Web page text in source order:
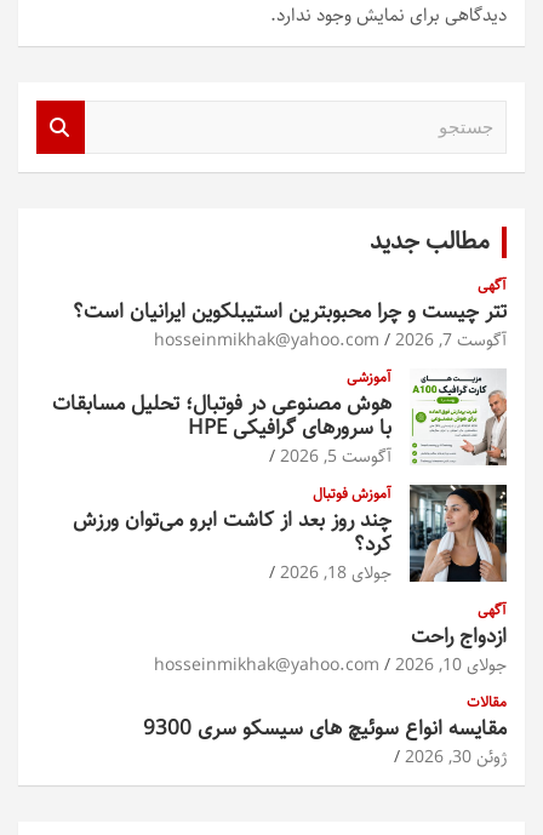
دیدگاهی برای نمایش وجود ندارد.
مطالب جدید
آگهی
تتر چیست و چرا محبوبترین استیبلکوین ایرانیان است؟
آگوست 7, 2026 hosseinmikhak@yahoo.com
آموزشی
هوش مصنوعی در فوتبال؛ تحلیل مسابقات
با سرورهای گرافیکی HPE
آگوست 5, 2026
آموزش فوتبال
چند روز بعد از کاشت ابرو می‌توان ورزش
کرد؟
جولای 18, 2026
آگهی
ازدواج راحت
جولای 10, 2026 hosseinmikhak@yahoo.com
مقالات
مقایسه انواع سوئیچ های سیسکو سری 9300
ژوئن 30, 2026